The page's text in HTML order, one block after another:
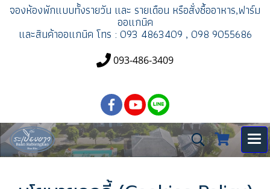
จองห้องพักแบบทั้งรายวัน และ รายเดือน หรือสั่งซื้ออาหาร,ฟาร์ม
ออแกนิค
และสินค้าออแกนิค โทร : 093 4863409 , 098 9055686
093-486-3409